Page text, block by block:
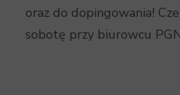
oraz do dopingowania!
sobotę przy biurowcu